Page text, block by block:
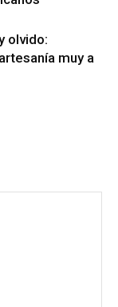
olvido:
muy a